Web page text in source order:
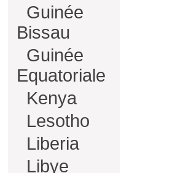
Guinée
Bissau
Guinée
Equatoriale
Kenya
Lesotho
Liberia
Libye